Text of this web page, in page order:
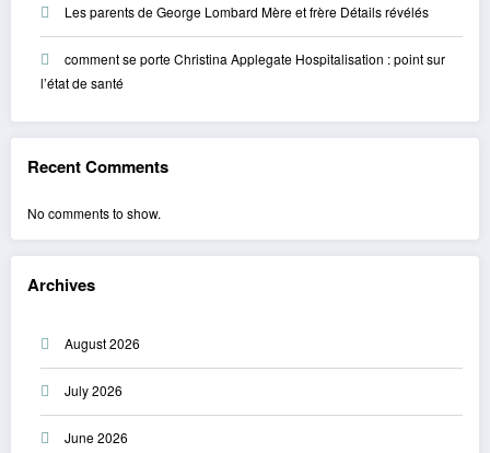
Les parents de George Lombard Mère et frère Détails révélés
comment se porte Christina Applegate Hospitalisation : point sur
l’état de santé
Recent Comments
No comments to show.
Archives
August 2026
July 2026
June 2026